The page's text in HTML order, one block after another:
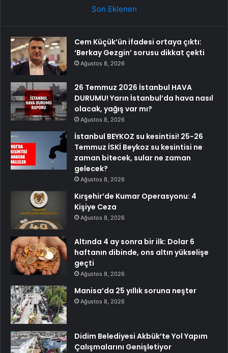
Son Eklenen
Cem Küçük’ün ifadesi ortaya çıktı:
‘Berkay Gezgin’ sorusu dikkat çekti
Ağustos 8, 2026
26 Temmuz 2026 İstanbul HAVA
DURUMU! Yarın İstanbul’da hava nasıl
olacak, yağış var mı?
Ağustos 8, 2026
İstanbul BEYKOZ su kesintisi! 25-26
Temmuz İSKİ Beykoz su kesintisi ne
zaman bitecek, sular ne zaman
gelecek?
Ağustos 8, 2026
Kırşehir’de Kumar Operasyonu: 4
Kişiye Ceza
Ağustos 8, 2026
Altında 4 ay sonra bir ilk: Dolar 6
haftanın dibinde, ons altın yükselişe
geçti
Ağustos 8, 2026
Manisa’da 25 yıllık soruna neşter
Ağustos 8, 2026
Didim Belediyesi Akbük’te Yol Yapım
Çalışmalarını Genişletiyor